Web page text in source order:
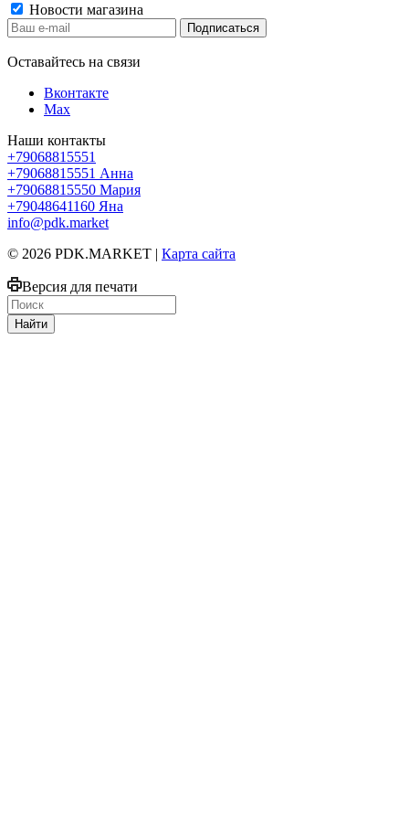
Новости магазина
Оставайтесь на связи
Вконтакте
Max
Наши контакты
+79068815551
+79068815551 Анна
+79068815550 Мария
+79048641160 Яна
info@pdk.market
© 2026 PDK.MARKET | Карта сайта
Версия для печати
Найти